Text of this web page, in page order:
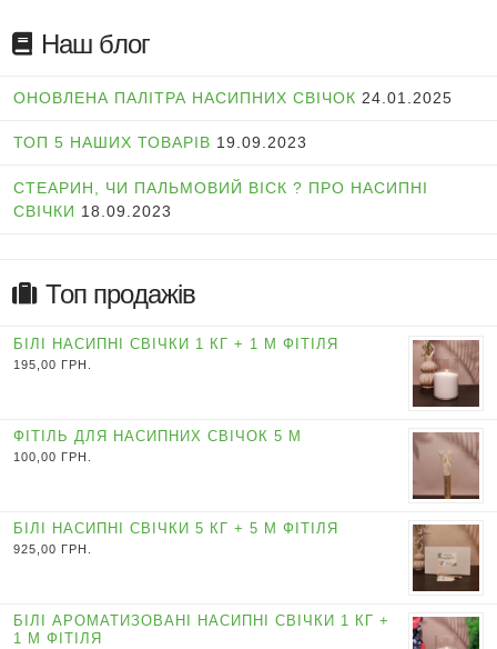
Наш блог
ОНОВЛЕНА ПАЛІТРА НАСИПНИХ СВІЧОК 24.01.2025
ТОП 5 НАШИХ ТОВАРІВ 19.09.2023
СТЕАРИН, ЧИ ПАЛЬМОВИЙ ВІСК ? ПРО НАСИПНІ
СВІЧКИ 18.09.2023
Топ продажів
БІЛІ НАСИПНІ СВІЧКИ 1 КГ + 1 М ФІТІЛЯ
195,00 ГРН.
ФІТІЛЬ ДЛЯ НАСИПНИХ СВІЧОК 5 М
100,00 ГРН.
БІЛІ НАСИПНІ СВІЧКИ 5 КГ + 5 М ФІТІЛЯ
925,00 ГРН.
БІЛІ АРОМАТИЗОВАНІ НАСИПНІ СВІЧКИ 1 КГ +
1 М ФІТІЛЯ